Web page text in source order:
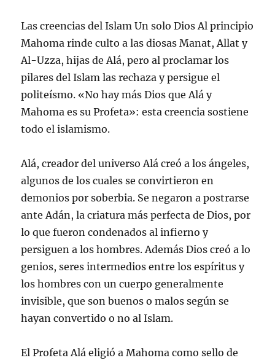
Las creencias del Islam Un solo Dios Al principio
Mahoma rinde culto a las diosas Manat, Allat y
Al-Uzza, hijas de Alá, pero al proclamar los
pilares del Islam las rechaza y persigue el
politeísmo. «No hay más Dios que Alá y
Mahoma es su Profeta»: esta creencia sostiene
todo el islamismo.
Alá, creador del universo Alá creó a los ángeles,
algunos de los cuales se convirtieron en
demonios por soberbia. Se negaron a postrarse
ante Adán, la criatura más perfecta de Dios, por
lo que fueron condenados al infierno y
persiguen a los hombres. Además Dios creó a lo
genios, seres intermedios entre los espíritus y
los hombres con un cuerpo generalmente
invisible, que son buenos o malos según se
hayan convertido o no al Islam.
El Profeta Alá eligió a Mahoma como sello de